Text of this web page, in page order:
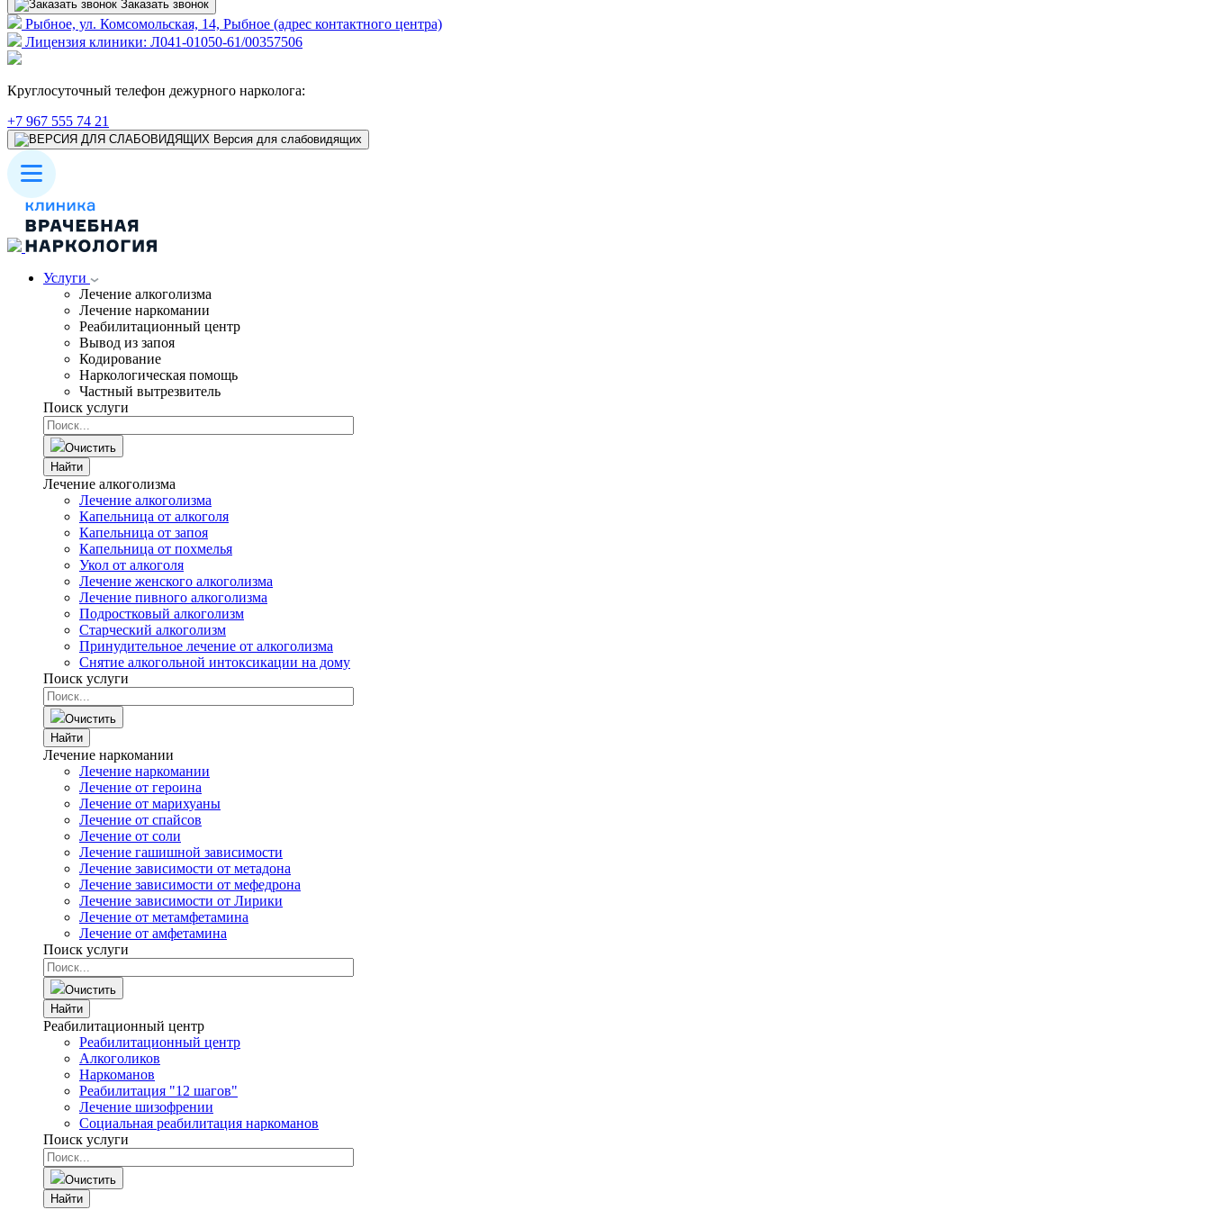
Заказать звонок
Рыбное, ул. Комсомольская, 14, Рыбное (адрес контактного центра)
Лицензия клиники: Л041-01050-61/00357506
Круглосуточный телефон дежурного нарколога:
+7 967 555 74 21
Версия для слабовидящих
Услуги
Лечение алкоголизма
Лечение наркомании
Реабилитационный центр
Вывод из запоя
Кодирование
Наркологическая помощь
Частный вытрезвитель
Поиск услуги
Очистить
Найти
Лечение алкоголизма
Лечение алкоголизма
Капельница от алкоголя
Капельница от запоя
Капельница от похмелья
Укол от алкоголя
Лечение женского алкоголизма
Лечение пивного алкоголизма
Подростковый алкоголизм
Старческий алкоголизм
Принудительное лечение от алкоголизма
Снятие алкогольной интоксикации на дому
Поиск услуги
Очистить
Найти
Лечение наркомании
Лечение наркомании
Лечение от героина
Лечение от марихуаны
Лечение от спайсов
Лечение от соли
Лечение гашишной зависимости
Лечение зависимости от метадона
Лечение зависимости от мефедрона
Лечение зависимости от Лирики
Лечение от метамфетамина
Лечение от амфетамина
Поиск услуги
Очистить
Найти
Реабилитационный центр
Реабилитационный центр
Алкоголиков
Наркоманов
Реабилитация "12 шагов"
Лечение шизофрении
Социальная реабилитация наркоманов
Поиск услуги
Очистить
Найти